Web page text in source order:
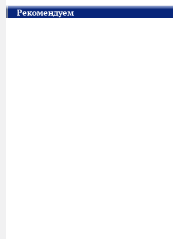
Рекомендуем